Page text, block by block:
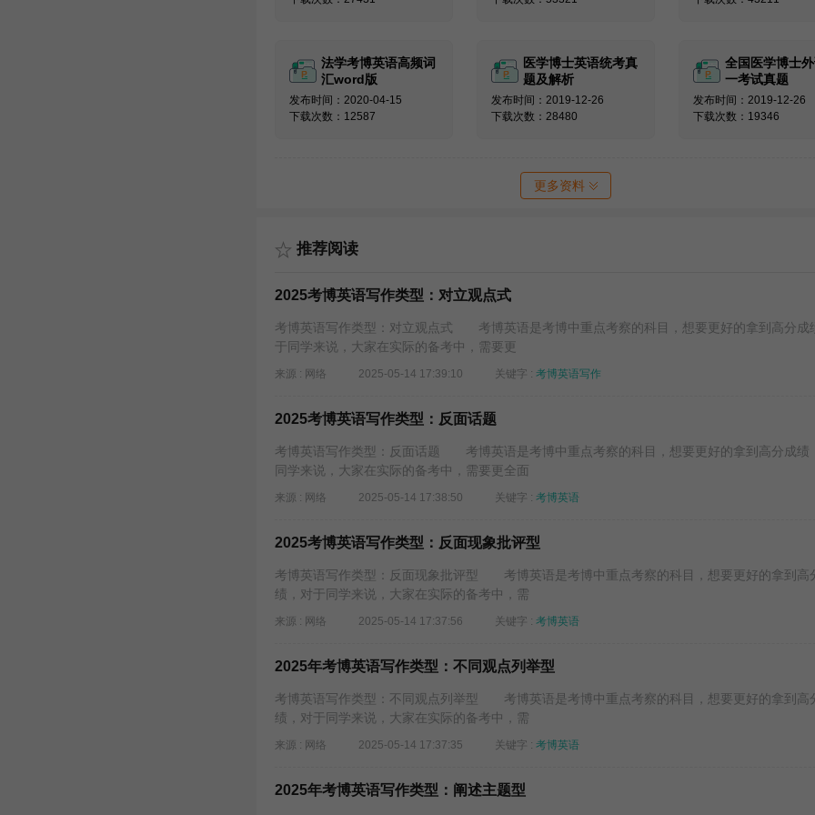
法学考博英语高频词
汇word版
发布时间：2020-04-15
下载次数：12587
医学博士英语统考真
题及解析
发布时间：2019-12-26
下载次数：28480
全国医学博士
一考试真题
发布时间：2019-12-26
下载次数：19346
更多资料
推荐阅读
2025考博英语写作类型：对立观点式
考博英语写作类型：对立观点式 考博英语是考博中重点考察的科目，想要更好的拿到高分成
于同学来说，大家在实际的备考中，需要更
来源 : 网络 2025-05-14 17:39:10 关键字 : 考博英语写作
2025考博英语写作类型：反面话题
考博英语写作类型：反面话题 考博英语是考博中重点考察的科目，想要更好的拿到高分成绩
同学来说，大家在实际的备考中，需要更全面
来源 : 网络 2025-05-14 17:38:50 关键字 : 考博英语
2025考博英语写作类型：反面现象批评型
考博英语写作类型：反面现象批评型 考博英语是考博中重点考察的科目，想要更好的拿到高
绩，对于同学来说，大家在实际的备考中，需
来源 : 网络 2025-05-14 17:37:56 关键字 : 考博英语
2025年考博英语写作类型：不同观点列举型
考博英语写作类型：不同观点列举型 考博英语是考博中重点考察的科目，想要更好的拿到高
绩，对于同学来说，大家在实际的备考中，需
来源 : 网络 2025-05-14 17:37:35 关键字 : 考博英语
2025年考博英语写作类型：阐述主题型